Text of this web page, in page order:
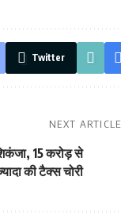
Twitter
NEXT ARTICLE
15 करोड़ से
की टैक्स चोरी